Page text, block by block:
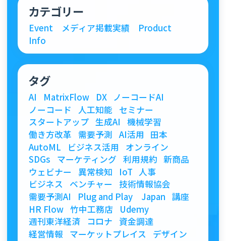
カテゴリー
Event メディア掲載実績
Product
Info
タグ
AI MatrixFlow DX
ノーコードAI
ノーコード
人工知能
セミナー
スタートアップ 生成AI
機械学習
働き方改革
需要予測 AI活用
田本
AutoML
ビジネス活用
オンライン
SDGs
マーケティング 利用規約 新商品
ウェビナー
異常検知 IoT
人事
ビジネス
ベンチャー
技術情報協会
需要予測AI
Plug and Play Japan 講座
HR Flow 竹中工務店
Udemy
週刊東洋経済
コロナ
資金調達
経営情報
マーケットプレイス
デザイン